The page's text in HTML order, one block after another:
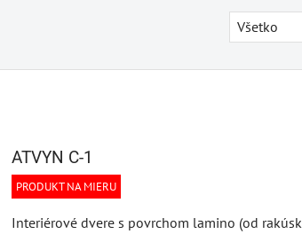
Všetko
ATVYN C-1
PRODUKT NA MIERU
Interiérové dvere s povrchom lamino (od